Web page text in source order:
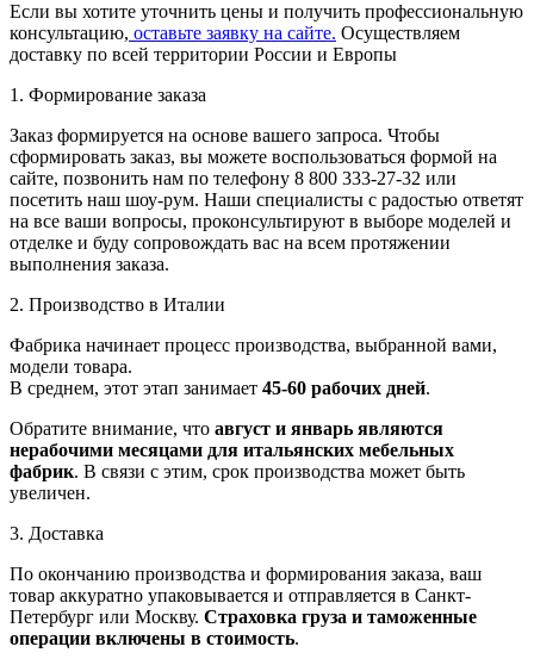
Если вы хотите уточнить цены и получить профессиональную
консультацию, оставьте заявку на сайте. Осуществляем
доставку по всей территории России и Европы
1. Формирование заказа
Заказ формируется на основе вашего запроса. Чтобы
сформировать заказ, вы можете воспользоваться формой на
сайте, позвонить нам по телефону 8 800 333-27-32 или
посетить наш шоу-рум. Наши специалисты с радостью ответят
на все ваши вопросы, проконсультируют в выборе моделей и
отделке и буду сопровождать вас на всем протяжении
выполнения заказа.
2. Производство в Италии
Фабрика начинает процесс производства, выбранной вами,
модели товара.
В среднем, этот этап занимает 45-60 рабочих дней.
Обратите внимание, что август и январь являются
нерабочими месяцами для итальянских мебельных
фабрик. В связи с этим, срок производства может быть
увеличен.
3. Доставка
По окончанию производства и формирования заказа, ваш
товар аккуратно упаковывается и отправляется в Санкт-
Петербург или Москву. Страховка груза и таможенные
операции включены в стоимость.